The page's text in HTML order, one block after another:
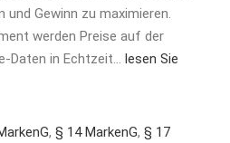
Gewinn zu maximieren.
werden Preise auf der
Daten in Echtzeit… lesen Sie
, § 14 MarkenG, § 17